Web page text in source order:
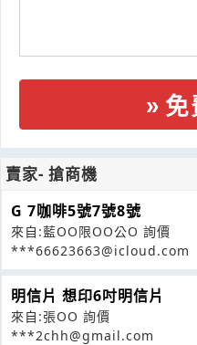
免
賣家- 搶商機
G 7咖啡5號7號8號
來自:藍OO限OO公O 詢價
***66623663@icloud.com
明信片 想印6吋明信片
來自:張OO 詢價
***2chh@gmail.com